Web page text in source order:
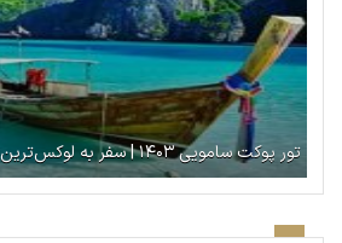
تور پوکت سامویی ۱۴۰۳ | سفر به لوکس‌ترین جزایر تایلند